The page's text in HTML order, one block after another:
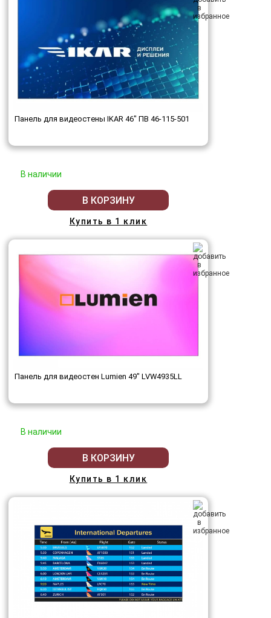
Панель для видеостены IKAR 46" ПВ 46-115-501
В наличии
В КОРЗИНУ
Купить в 1 клик
Панель для видеостен Lumien 49" LVW4935LL
В наличии
В КОРЗИНУ
Купить в 1 клик